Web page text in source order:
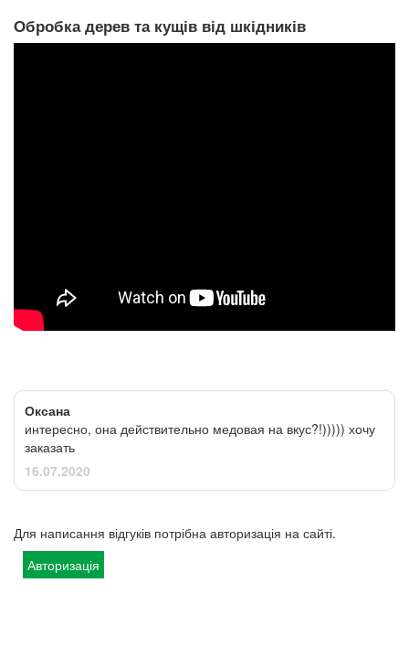
Обробка дерев та кущів від шкідників
Оксана
интересно, она действительно медовая на вкус?!))))) хочу
заказать
16.07.2020
Для написання відгуків потрібна авторизація на сайті.
Авторизація